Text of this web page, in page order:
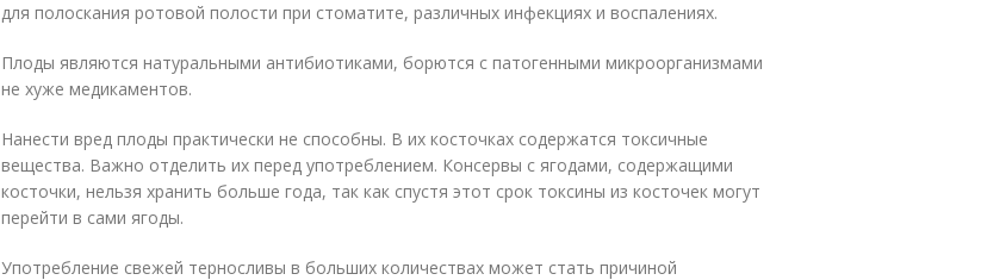
для полоскания ротовой полости при стоматите, различных инфекциях и воспалениях.
Плоды являются натуральными антибиотиками, борются с патогенными микроорганизмами
не хуже медикаментов.
Нанести вред плоды практически не способны. В их косточках содержатся токсичные
вещества. Важно отделить их перед употреблением. Консервы с ягодами, содержащими
косточки, нельзя хранить больше года, так как спустя этот срок токсины из косточек могут
перейти в сами ягоды.
Употребление свежей терносливы в больших количествах может стать причиной